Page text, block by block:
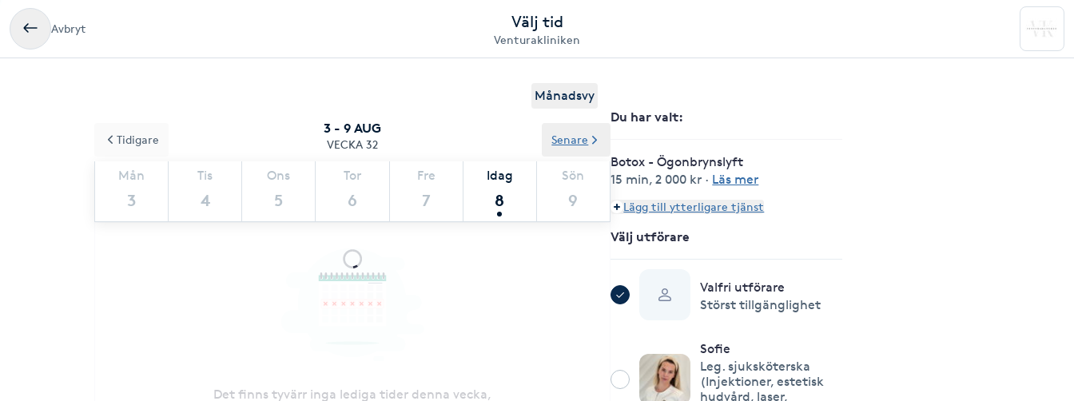
Avbryt Välj tid
Venturakliniken
Månadsvy
3 - 9 AUG
VECKA 32
Mån
3
Tis
4
Ons
5
Tor
6
Fre
7
Idag
8
Sön
9
Tidigare Senare
Det finns tyvärr inga lediga tider denna vecka,
Du har valt:
Botox - Ögonbrynslyft
15 min,2 000 kr · Läs mer
Lägg till ytterligare tjänst
Välj utförare
Valfri utförare
Störst tillgänglighet
Sofie
Leg. sjuksköterska
(Injektioner, estetisk
hudvård, laser,